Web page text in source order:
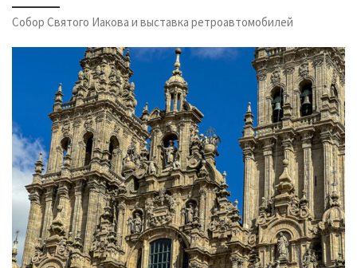
Собор Святого Иакова и выставка ретроавтомобилей